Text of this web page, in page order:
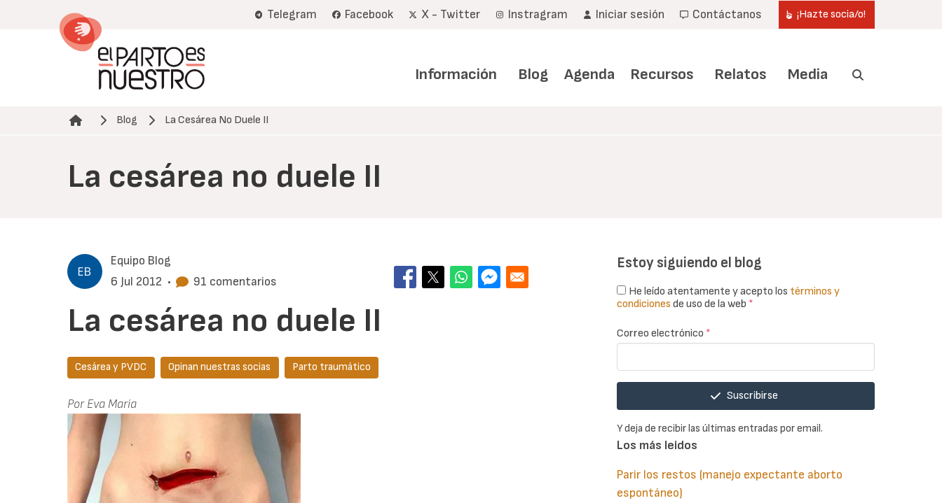
Telegram Facebook X - Twitter Instragram Iniciar sesión Contáctanos ¡Hazte socia/o!
Información Blog Agenda Recursos Relatos Media
Ruta de navegación
Blog La Cesárea No Duele II
La cesárea no duele II
Equipo Blog
6 Jul 2012 • 91 comentarios
La cesárea no duele II
Cesárea y PVDC Opinan nuestras socias Parto traumático
Por Eva María
Estoy siguiendo el blog
He leído atentamente y acepto los términos y
condiciones de uso de la web *
Correo electrónico *
Suscribirse
Y deja de recibir las últimas entradas por email.
Los más leidos
Parir los restos (manejo expectante aborto
espontáneo)